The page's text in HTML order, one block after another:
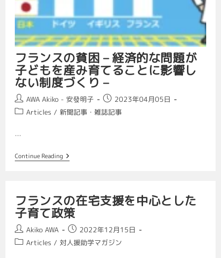
フランスの貧困 – 経済的な問題が
子どもを産み育てることに影響し
ない制度づくり –
AWA Akiko - 安發明子
2023年04月05日
Articles / 新聞記事・雑誌記事
…
Continue Reading
フランスの在宅支援を中心とした
子育て政策
Akiko AWA
2022年12月15日
Articles / 対人援助学マガジン